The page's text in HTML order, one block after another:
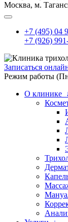
Москва, м.
+7 (495) 04
+7 (926)
Записаться
Режим работы
О клинике